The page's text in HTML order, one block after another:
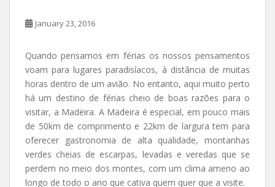
January 23, 2016
Quando pensamos em férias os nossos pensamentos
voam para lugares paradisíacos, à distância de muitas
horas dentro de um avião. No entanto, aqui muito perto
há um destino de férias cheio de boas razões para o
visitar, a Madeira. A Madeira é especial, em pouco mais
de 50km de comprimento e 22km de largura tem para
oferecer gastronomia de alta qualidade, montanhas
verdes cheias de escarpas, levadas e veredas que se
perdem no meio dos montes, com um clima ameno ao
longo de todo o ano que cativa quem quer que a visite.